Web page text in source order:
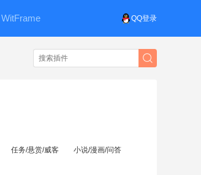
QQ登录
WitFrame
任务/悬赏/威客 小说/漫画/问答